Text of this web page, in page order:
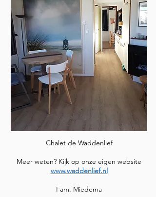
Chalet de Waddenlief
Meer weten? Kijk op onze eigen website
www.waddenlief.nl
Fam. Miedema